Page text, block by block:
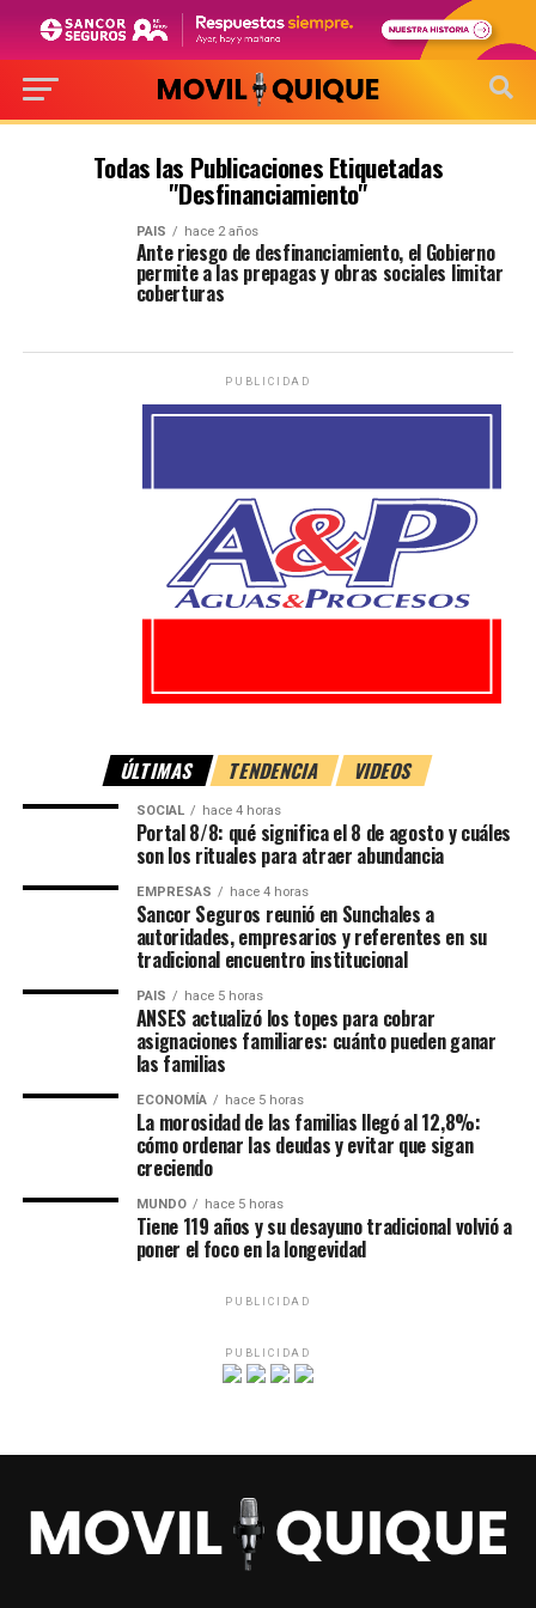
Todas las Publicaciones Etiquetadas
"Desfinanciamiento"
PAIS hace 2 años
Ante riesgo de desfinanciamiento, el Gobierno
permite a las prepagas y obras sociales limitar
coberturas
PUBLICIDAD
ÚLTIMAS TENDENCIA VIDEOS
SOCIAL hace 4 horas
Portal 8/8: qué significa el 8 de agosto y cuáles
son los rituales para atraer abundancia
EMPRESAS hace 4 horas
Sancor Seguros reunió en Sunchales a
autoridades, empresarios y referentes en su
tradicional encuentro institucional
PAIS hace 5 horas
ANSES actualizó los topes para cobrar
asignaciones familiares: cuánto pueden ganar
las familias
ECONOMÍA hace 5 horas
La morosidad de las familias llegó al 12,8%:
cómo ordenar las deudas y evitar que sigan
creciendo
MUNDO hace 5 horas
Tiene 119 años y su desayuno tradicional volvió a
poner el foco en la longevidad
PUBLICIDAD
PUBLICIDAD